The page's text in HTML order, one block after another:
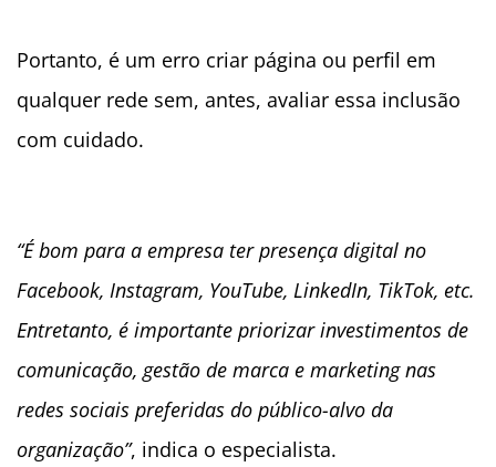
Portanto, é um erro criar página ou perfil em
qualquer rede sem, antes, avaliar essa inclusão
com cuidado.
“É bom para a empresa ter presença digital no
Facebook, Instagram, YouTube, LinkedIn, TikTok, etc.
Entretanto, é importante priorizar investimentos de
comunicação, gestão de marca e marketing nas
redes sociais preferidas do público-alvo da
organização”, indica o especialista.